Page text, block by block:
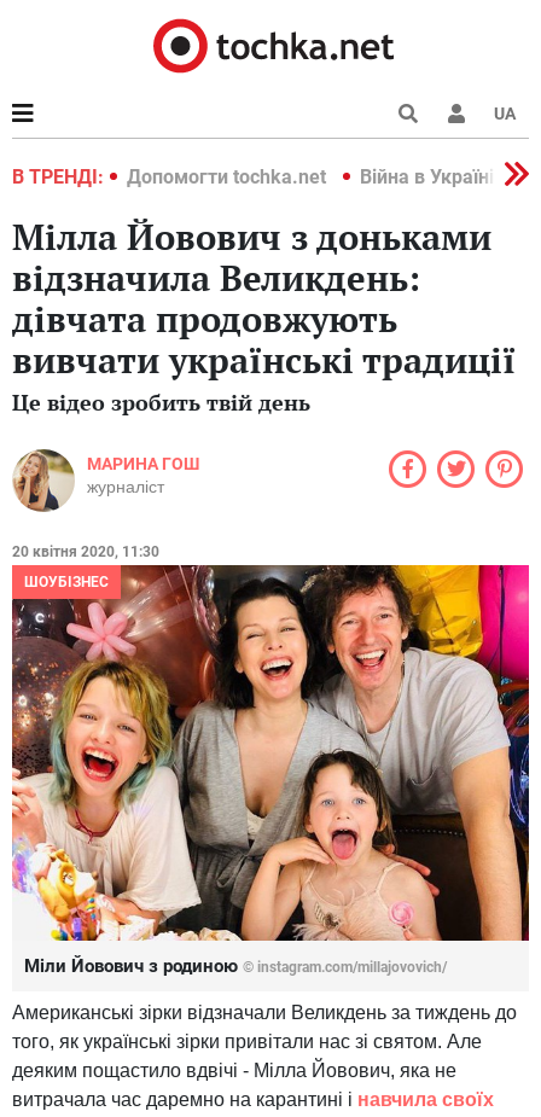
UA
В ТРЕНДІ:
2022 Допомогти tochka.net Війна в Україні 2022
Мілла Йовович з доньками
відзначила Великдень:
дівчата продовжують
вивчати українські традиції
Це відео зробить твій день
МАРИНА ГОШ
журналіст
20 квітня 2020, 11:30
ШОУБІЗНЕС
Міли Йовович з родиною © instagram.com/millajovovich/
Американські зірки відзначали Великдень за тиждень до
того, як українські зірки привітали нас зі святом. Але
деяким пощастило вдвічі - Мілла Йовович, яка не
витрачала час даремно на карантині і навчила своїх